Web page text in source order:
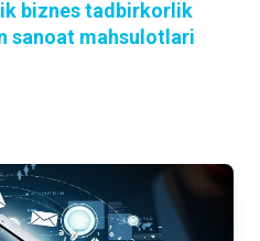
biznes tadbirkorlik
sanoat mahsulotlari